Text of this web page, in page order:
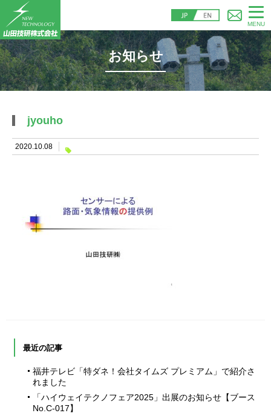
MENU
お知らせ
jyouho
2020.10.08
最近の記事
福井テレビ「特ダネ！会社タイムズ プレミアム」で紹介さ
れました
「ハイウェイテクノフェア2025」出展のお知らせ【ブース
No.C-017】